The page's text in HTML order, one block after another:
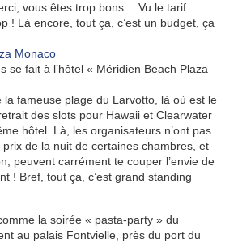
vous êtes trop bons… Vu le tarif
! Là encore, tout ça, c’est un budget, ça
se fait à l’hôtel « Méridien Beach Plaza
la fameuse plage du Larvotto, là où est le
des slots pour Hawaii et Clearwater
hôtel. Là, les organisateurs n’ont pas
de la nuit de certaines chambres, et
peuvent carrément te couper l’envie de
! Bref, tout ça, c’est grand standing
la soirée « pasta-party » du
au palais Fontvielle, près du port du